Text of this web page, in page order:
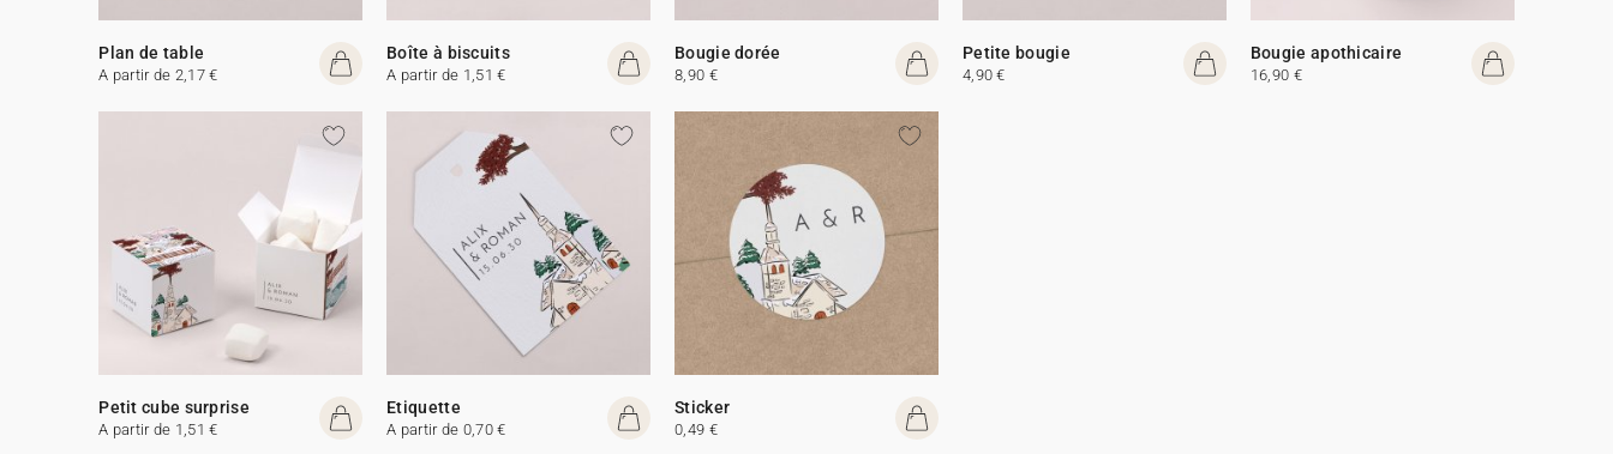
Plan de table
A partir de 2,17 €
Boîte à biscuits
A partir de 1,51 €
Bougie dorée
8,90 €
Petite bougie
4,90 €
Bougie apothicaire
16,90 €
Petit cube surprise
A partir de 1,51 €
Etiquette
A partir de 0,70 €
Sticker
0,49 €